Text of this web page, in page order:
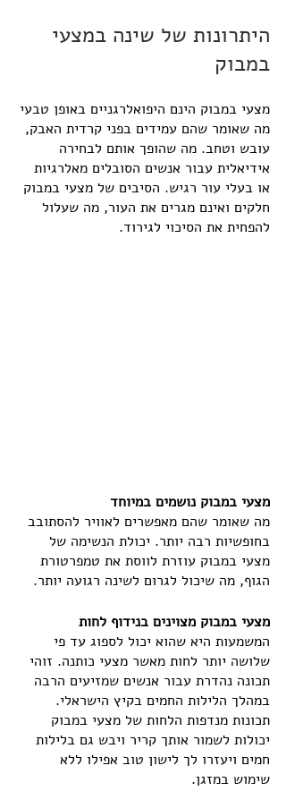
היתרונות של שינה במצעי
במבוק
מצעי במבוק הינם היפואלרגניים באופן טבעי
מה שאומר שהם עמידים בפני קרדית האבק,
עובש וטחב. מה שהופך אותם לבחירה
אידיאלית עבור אנשים הסובלים מאלרגיות
או בעלי עור רגיש. הסיבים של מצעי במבוק
חלקים ואינם מגרים את העור, מה שעלול
להפחית את הסיכוי לגירוד.
מצעי במבוק נושמים במיוחד
מה שאומר שהם מאפשרים לאוויר להסתובב
בחופשיות רבה יותר. יכולת הנשימה של
מצעי במבוק עוזרת לווסת את טמפרטורת
הגוף, מה שיכול לגרום לשינה רגועה יותר.
מצעי במבוק מצוינים בנידוף לחות
המשמעות היא שהוא יכול לספוג עד פי
שלושה יותר לחות מאשר מצעי כותנה. זוהי
תכונה נהדרת עבור אנשים שמזיעים הרבה
במהלך הלילות החמים בקיץ הישראלי.
תכונות מנדפות הלחות של מצעי במבוק
יכולות לשמור אותך קריר ויבש גם בלילות
חמים ויעזרו לך לישון טוב אפילו ללא
שימוש במזגן.